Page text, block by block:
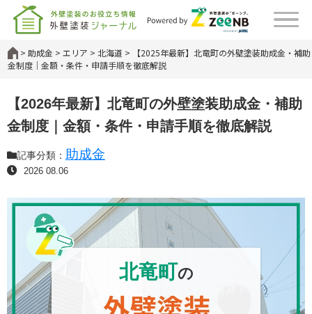
助成金 エリア 北海道
【2025年最新】北竜町の外壁塗装助成金・補助
金制度｜金額・条件・申請手順を徹底解説
【2026年最新】北竜町の外壁塗装助成金・補助
金制度｜金額・条件・申請手順を徹底解説
記事分類： 助成金
2026 08.06
北竜町の